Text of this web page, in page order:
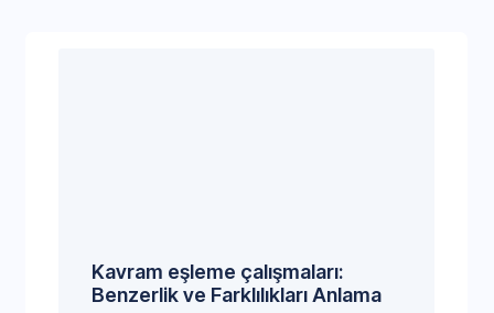
Kavram eşleme çalışmaları:
Benzerlik ve Farklılıkları Anlama